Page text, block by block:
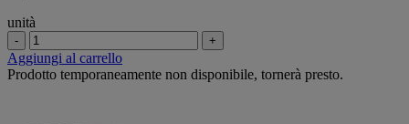
unità
- +
Aggiungi al carrello
Prodotto temporaneamente non disponibile, tornerà presto.